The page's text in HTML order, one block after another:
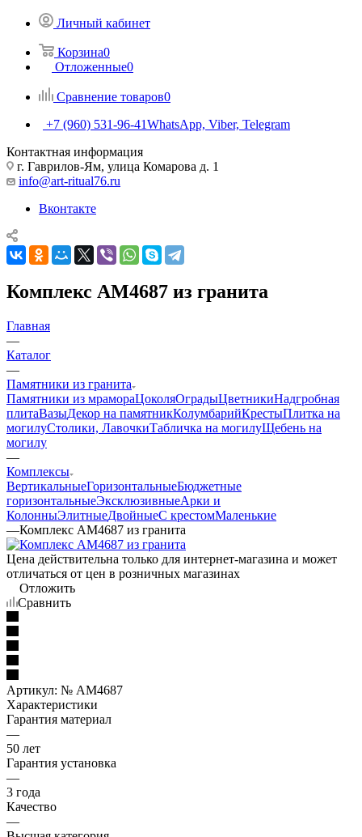
Личный кабинет
Корзина0
Отложенные0
Сравнение товаров0
+7 (960) 531-96-41WhatsApp, Viber, Telegram
Контактная информация
г. Гаврилов-Ям, улица Комарова д. 1
info@art-ritual76.ru
Вконтакте
Комплекс AM4687 из гранита
Главная
—
Каталог
—
Памятники из гранита
Памятники из мрамораЦоколяОградыЦветникиНадгробная
плитаВазыДекор на памятникКолумбарийКрестыПлитка на
могилуСтолики, ЛавочкиТабличка на могилуЩебень на
могилу
—
Комплексы
ВертикальныеГоризонтальныеБюджетные
горизонтальныеЭксклюзивныеАрки и
КолонныЭлитныеДвойныеС крестомМаленькие
—Комплекс AM4687 из гранита
Цена действительна только для интернет-магазина и может
отличаться от цен в розничных магазинах
Отложить
Сравнить
Артикул: № AM4687
Характеристики
Гарантия материал
—
50 лет
Гарантия установка
—
3 года
Качество
—